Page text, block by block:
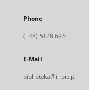
Phone
(+48) 5128 696
E-Mail
biblioteka@il-pib.pl